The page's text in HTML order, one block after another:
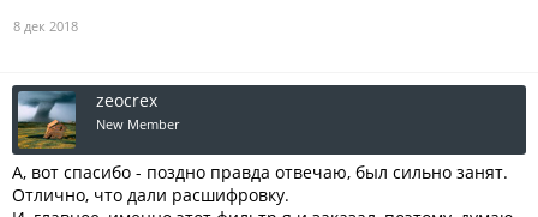
8 дек 2018
zeocrex
New Member
А, вот спасибо - поздно правда отвечаю, был сильно занят.
Отлично, что дали расшифровку.